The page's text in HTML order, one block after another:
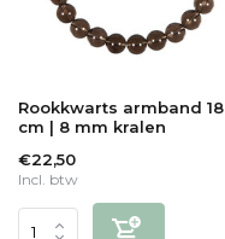
Rookkwarts armband 18
cm | 8 mm kralen
€22,50
Incl. btw